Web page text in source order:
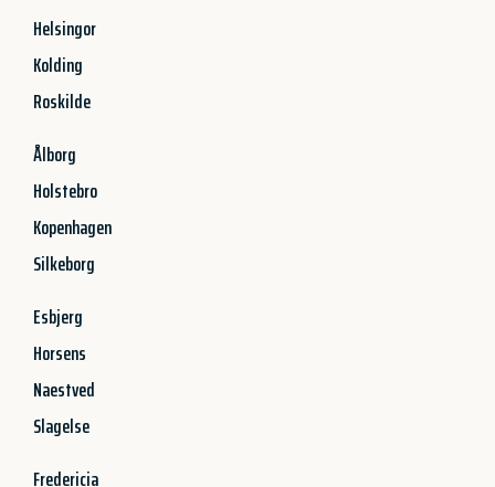
Helsingor
Kolding
Roskilde
Ålborg
Holstebro
Kopenhagen
Silkeborg
Esbjerg
Horsens
Naestved
Slagelse
Fredericia